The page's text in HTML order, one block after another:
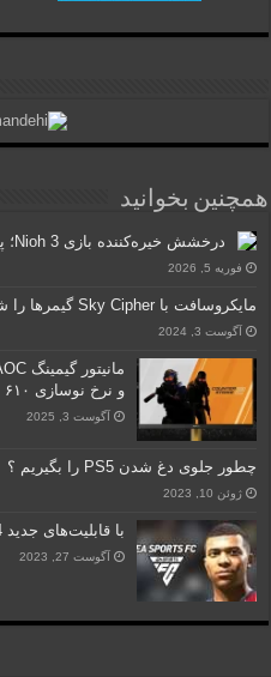
همچنین بخوانید
درخشش خیره‌کننده بازی Nioh 3؛ پادشاه جدید سبک سولزلایک
فوریه 5, 2026
مایکروسافت با Sky Cipher گیمرها را شگفت‌زده کرد
آگوست 3, 2024
و نرخ نوسازی ۶۱۰ هرتز معرفی شد
آگوست 3, 2025
چطور جلوی دغ شدن PS5 را بگیریم ؟
ژوئن 10, 2023
با قابلیت‌های جدید EA Sports FC 24 آشنا شوید
آگوست 27, 2023